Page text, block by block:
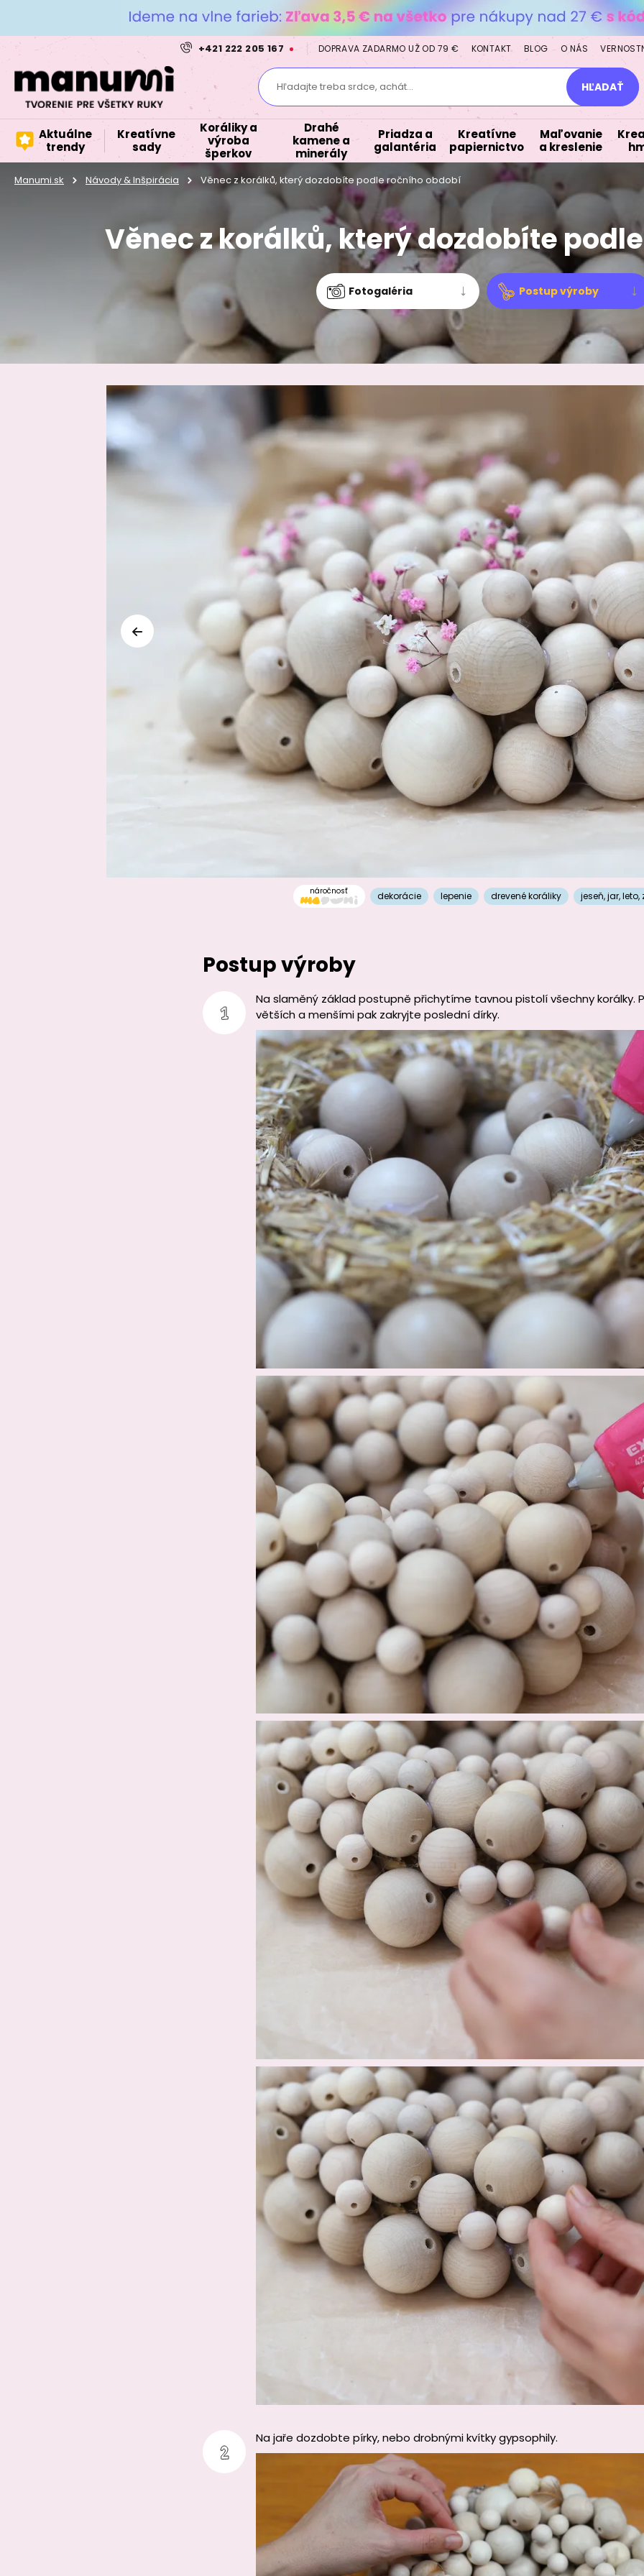
+421 222 205 167 DOPRAVA ZADARMO UŽ OD 79 € KONTAKT BLOG O NÁS
Hľadajte treba srdce, achát... HĽADAŤ
Aktuálne
trendy
Kreatívne
sady
Koráliky a
výroba
šperkov
Drahé
kamene a
minerály
Priadza a
galantéria
Kreatívne
papiernictvo
Maľovanie
a kreslenie
Manumi.sk Návody & Inšpirácia Věnec z korálků, který dozdobíte podle ročního období
Věnec z korálků, který dozdobíte
Fotogaléria Postup výroby
náročnosť dekorácie lepenie drevené koráliky jeseň,jar,leto,
Postup výroby
Na slaměný základ postupně přichytíme tavnou pistolí všechny korálky.
větších a menšími pak zakryjte poslední dírky.
Na jaře dozdobte pírky, nebo drobnými kvítky gypsophily.